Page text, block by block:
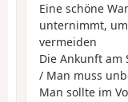
Eine schöne
unternimmt,
vermeiden
Die Ankunft am
/ Man muss
Man sollte im